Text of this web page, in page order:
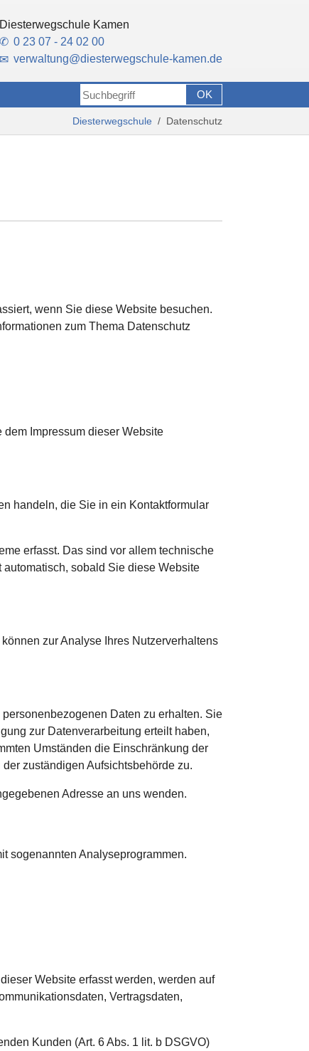
Diesterwegschule Kamen
0 23 07 - 24 02 00
verwaltung@diesterwegschule-kamen.de
Diesterwegschule Datenschutz
wenn Sie diese Website besuchen.
zum Thema Datenschutz
Impressum dieser Website
handeln, die Sie in ein Kontaktformular
erfasst. Das sind vor allem technische
sobald Sie diese Website
zur Analyse Ihres Nutzerverhaltens
Daten zu erhalten. Sie
zur Datenverarbeitung erteilt haben,
Umständen die Einschränkung der
zuständigen Aufsichtsbehörde zu.
Adresse an uns wenden.
sogenannten Analyseprogrammen.
Website erfasst werden, werden auf
Vertragsdaten,
Kunden (Art. 6 Abs. 1 lit. b DSGVO)